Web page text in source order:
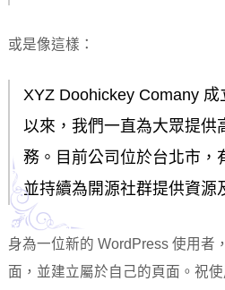
或是像這樣：
XYZ Doohickey Comany
以來，我們一直為大眾提供
務。目前公司位於台北市，
並持續為開源社群提供資源
身為一位新的 WordPress 使用者
面，並建立屬於自己的頁面。祝使